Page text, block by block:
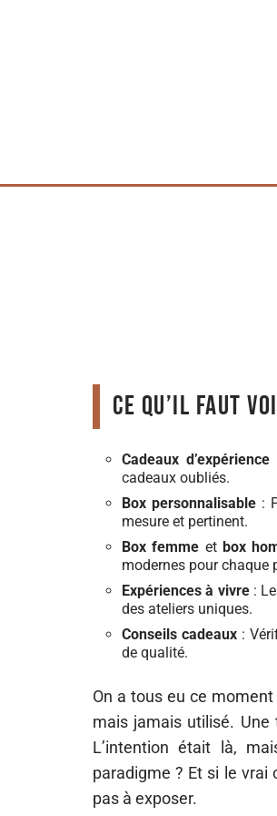
Ce qu’il faut
Cadeaux d’expérience
cadeaux oubliés.
Box personnalisable:
mesure et pertinent.
Box femme et box
modernes pour chaque
Expériences à vivre:
des ateliers uniques.
Conseils cadeaux :
de qualité.
On a tous eu ce
mais jamais utilisé. Une
L’intention était là,
paradigme ? Et si le vrai
pas à exposer.